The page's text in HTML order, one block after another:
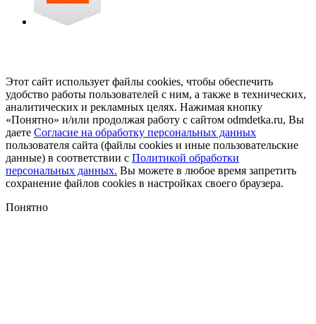
Этот сайт использует файлы cookies, чтобы обеспечить
удобство работы пользователей с ним, а также в технических,
аналитических и рекламных целях. Нажимая кнопку
«Понятно» и/или продолжая работу с сайтом odmdetka.ru, Вы
даете Согласие на обработку персональных данных
пользователя сайта (файлы cookies и иные пользовательские
данные) в соответствии с Политикой обработки
персональных данных. Вы можете в любое время запретить
сохранение файлов cookies в настройках своего браузера.
Понятно